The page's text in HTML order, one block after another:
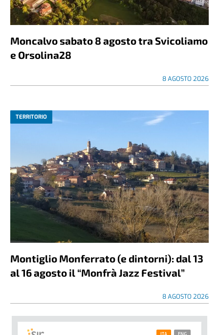
Moncalvo sabato 8 agosto tra Svicoliamo
e Orsolina28
8 AGOSTO 2026
TERRITORIO
Montiglio Monferrato (e dintorni): dal 13
al 16 agosto il “Monfrà Jazz Festival”
8 AGOSTO 2026